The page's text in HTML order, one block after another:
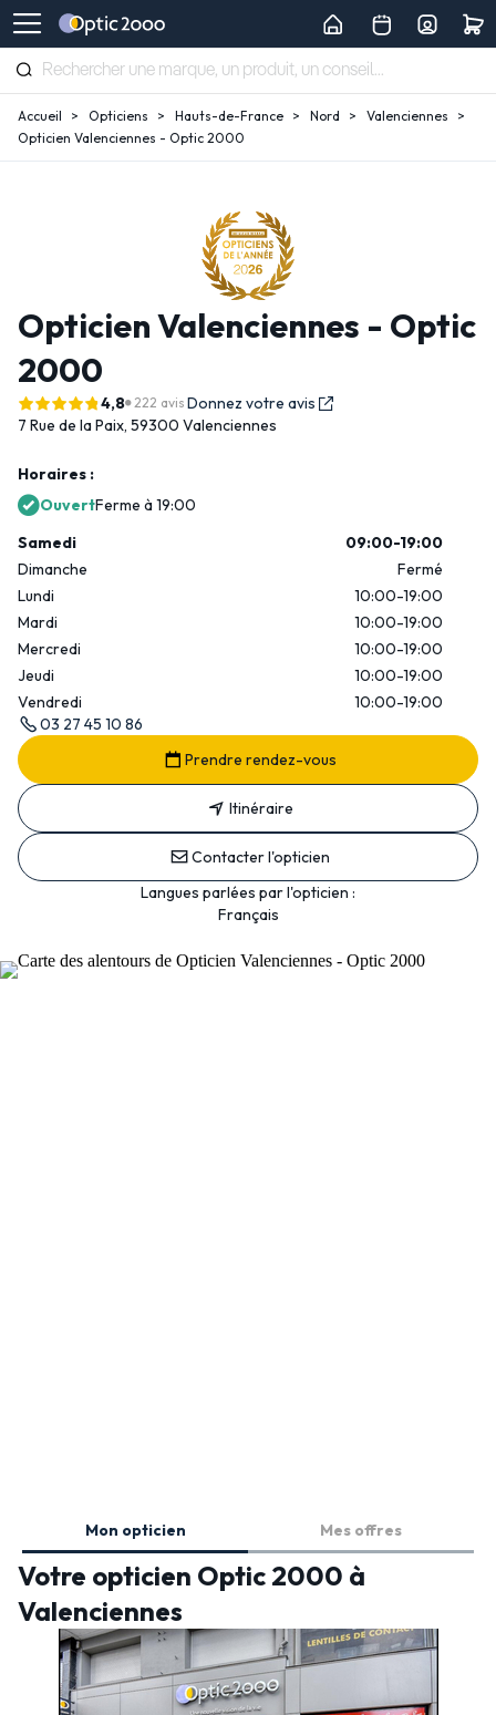
Accueil Opticiens Hauts-de-France Nord
Valenciennes
Opticien Valenciennes - Optic 2000
Opticien Valenciennes - Optic
2000
4,8 222 avis Donnez votre avis
7 Rue de la Paix, 59300 Valenciennes
Horaires :
OuvertFerme à 19:00
Samedi
09:00-19:00
Dimanche
Fermé
Lundi
10:00-19:00
Mardi
10:00-19:00
Mercredi
10:00-19:00
Jeudi
10:00-19:00
Vendredi
10:00-19:00
03 27 45 10 86
Prendre rendez-vous
Itinéraire
Contacter l'opticien
Langues parlées par l'opticien :
Français
Mon opticien Mes offres
Votre opticien Optic 2000 à
Valenciennes